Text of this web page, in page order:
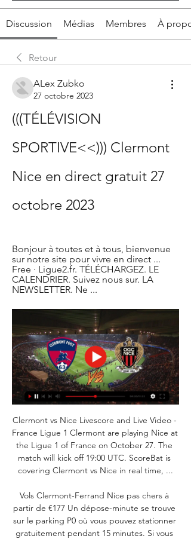
Discussion Médias Membres À
Retour
ALex Zubko
27 octobre 2023
(((TÉLÉVISION
SPORTIVE<<))) Clermont
Nice en direct gratuit 27
octobre 2023
Bonjour à toutes et à tous, bienvenue
sur notre site pour vivre en direct ...
Free · Ligue2.fr. TÉLÉCHARGEZ. LE
CALENDRIER. Suivez nous sur. LA
NEWSLETTER. Ne ...
Clermont vs Nice Livescore and Live Video -
France Ligue 1 Clermont are playing Nice at
the Ligue 1 of France on October 27. The
match will kick off 19:00 UTC. ScoreBat is
covering Clermont vs Nice in real time, ...
Vols Clermont-Ferrand Nice pas chers à
partir de €177 Un dépose-minute se trouve
sur le parking P0 où vous pouvez stationner
gratuitement pendant 15 minutes. Si vous